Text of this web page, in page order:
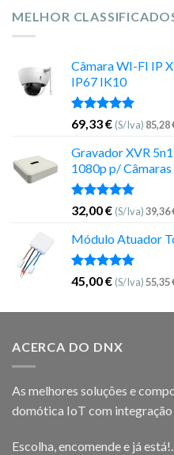
MELHOR
Câmara WI-FI IP
IP67 IK10
Avaliação
5.00
de 5
69,33€ (S/Iva) 85,28
Gravador XVR
1080p p/ Câmaras
Avaliação
5.00
de 5
32,00€ (S/Iva)39,36
Módulo Atuador
Avaliação
5.00
de 5
45,00€ (S/Iva)55,35
ACERCA DO DNX
As melhores soluções e
domótica IoT com integração
Escolha, encomende e já